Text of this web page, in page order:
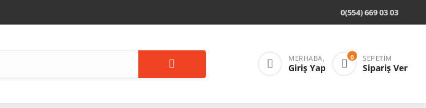
0(554) 669 03 03
MERHABA,
Giriş Yap
0 SEPETIM
Sipariş Ver